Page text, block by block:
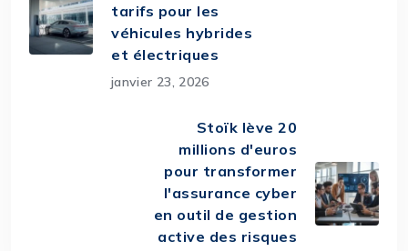
tarifs pour les
véhicules hybrides
et électriques
janvier 23, 2026
Stoïk lève 20
millions d'euros
pour transformer
l'assurance cyber
en outil de gestion
active des risques